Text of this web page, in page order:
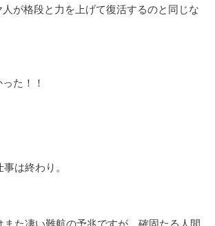
が格段と力を上げて復活するのと同じな
た！！
は終わり。